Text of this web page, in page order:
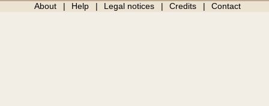
About Help Legal notices Credits Contact